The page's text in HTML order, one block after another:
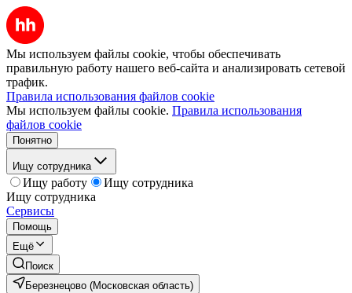
Мы используем файлы cookie, чтобы обеспечивать
правильную работу нашего веб-сайта и анализировать сетевой
трафик.
Правила использования файлов cookie
Мы используем файлы cookie. Правила использования
файлов cookie
Понятно
Ищу сотрудника
Ищу работу
Ищу сотрудника
Ищу сотрудника
Сервисы
Помощь
Ещё
Поиск
Березнецово (Московская область)